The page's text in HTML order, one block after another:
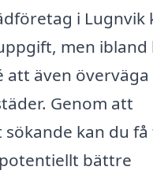
i Lugnvik
men ibland
att även
Genom att
kan du
bättre